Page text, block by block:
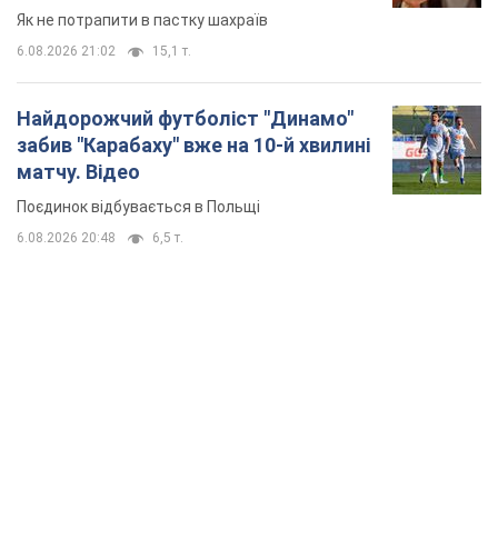
Як не потрапити в пастку шахраїв
6.08.2026 21:02 15,1 т.
Найдорожчий футболіст "Динамо"
забив "Карабаху" вже на 10-й хвилині
матчу. Відео
Поєдинок відбувається в Польщі
6.08.2026 20:48 6,5 т.